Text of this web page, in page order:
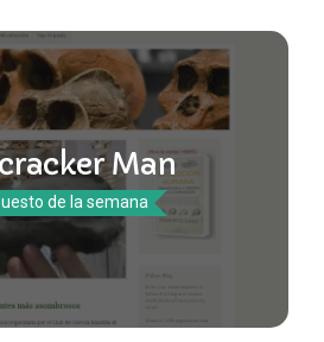
Man
de la semana